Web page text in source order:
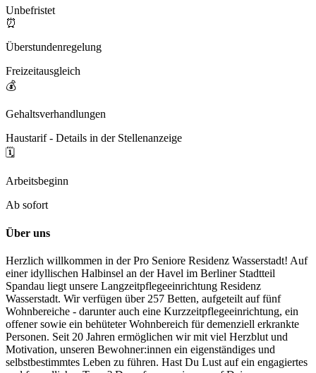
Unbefristet
⏰
Überstundenregelung
Freizeitausgleich
💰
Gehaltsverhandlungen
Haustarif - Details in der Stellenanzeige
🗓️
Arbeitsbeginn
Ab sofort
Über uns
Herzlich willkommen in der Pro Seniore Residenz Wasserstadt! Auf
einer idyllischen Halbinsel an der Havel im Berliner Stadtteil
Spandau liegt unsere Langzeitpflegeeinrichtung Residenz
Wasserstadt. Wir verfügen über 257 Betten, aufgeteilt auf fünf
Wohnbereiche - darunter auch eine Kurzzeitpflegeeinrichtung, ein
offener sowie ein behüteter Wohnbereich für demenziell erkrankte
Personen. Seit 20 Jahren ermöglichen wir mit viel Herzblut und
Motivation, unseren Bewohner:innen ein eigenständiges und
selbstbestimmtes Leben zu führen. Hast Du Lust auf ein engagiertes